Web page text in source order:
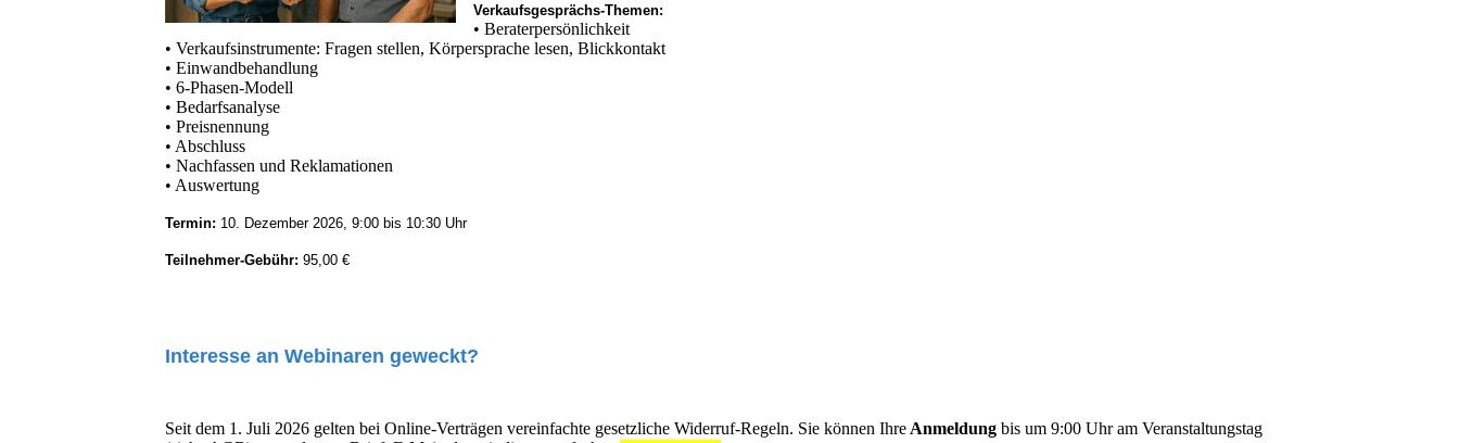
Verkaufsgesprächs-Themen:
• Beraterpersönlichkeit
• Verkaufsinstrumente: Fragen stellen, Körpersprache lesen, Blickkontakt
• Einwandbehandlung
• 6-Phasen-Modell
• Bedarfsanalyse
• Preisnennung
• Abschluss
• Nachfassen und Reklamationen
• Auswertung
Termin: 10. Dezember 2026, 9:00 bis 10:30 Uhr
Teilnehmer-Gebühr: 95,00 €
Interesse an Webinaren geweckt?
Seit dem 1. Juli 2026 gelten bei Online-Verträgen vereinfachte gesetzliche Widerruf-Regeln. Sie können Ihre Anmeldung bis um 9:00 Uhr am Veranstaltungstag